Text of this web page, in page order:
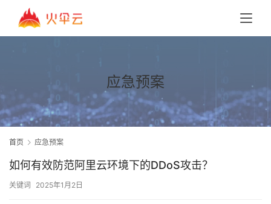
应急预案
首页 应急预案
如何有效防范阿里云环境下的DDoS攻击？
关键词 2025年1月2日